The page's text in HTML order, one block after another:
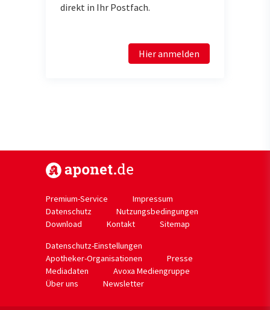
direkt in Ihr Postfach.
Hier anmelden
Premium-Service
Impressum
Datenschutz
Nutzungsbedingungen
Download
Kontakt
Sitemap
Datenschutz-Einstellungen
Apotheker-Organisationen
Presse
Mediadaten
Avoxa Mediengruppe
Über uns
Newsletter